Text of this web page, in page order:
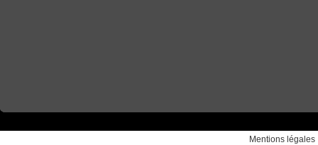
Mentions légales